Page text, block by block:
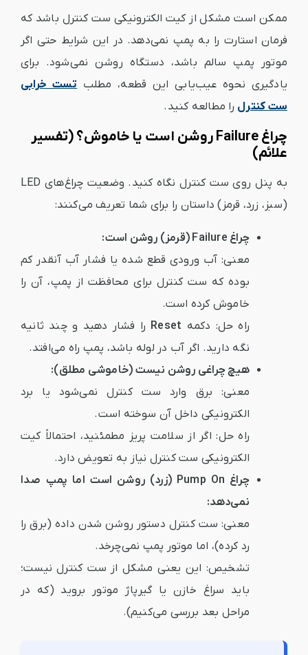
ممکن است مشکل از کیت الکترونیکی ست کنترل باشد که
فرمان استارت را به پمپ نمی‌دهد. در این شرایط حتی اگر
موتور پمپ سالم باشد، دستگاه روشن نمی‌شود. برای
یادگیری نحوه عیب‌یابی این قطعه، مطلبتست خرابی
ست کنترل را مطالعه کنید.
چراغ Failure روشن است یا خاموش؟ (تفسیر
علائم)
به پنل روی ست کنترل نگاه کنید. وضعیت چراغ‌های LED
(سبز، زرد، قرمز) داستان را برای شما تعریف می‌کنند:
چراغ Failure (قرمز) روشن است:
معنی: آب ورودی قطع شده یا فشار آب آنقدر کم
بوده که ست کنترل برای محافظت از پمپ، آن را
خاموش کرده است.
راه حل: دکمه Reset را فشار دهید و چند ثانیه
نگه دارید. اگر آب در لوله باشد، پمپ راه می‌افتد.
هیچ چراغی روشن نیست (خاموشی مطلق):
معنی: برق وارد ست کنترل نمی‌شود یا برد
الکترونیکی داخل آن سوخته است.
راه حل:اگر از سلامت پریز مطمئنید، احتمالاً کیت
الکترونیکی ست کنترل نیاز به تعویض دارد.
چراغ Pump On (زرد) روشن است اما پمپ صدا
نمی‌دهد:
معنی: ست کنترل دستور روشن شدن داده (برق را
رد کرده)، اما موتور پمپ نمی‌چرخد.
تشخیص: این یعنی مشکل از ست کنترل نیست؛
باید سراغ خازن یا گیرپاژ موتور بروید (که در
مراحل بعد بررسی می‌کنیم).